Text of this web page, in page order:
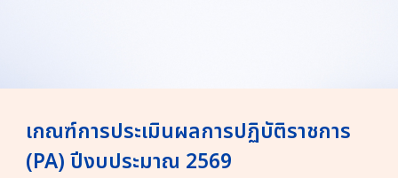
เกณฑ์การประเมินผลการปฏิบัติราชการ
(PA) ปีงบประมาณ 2569